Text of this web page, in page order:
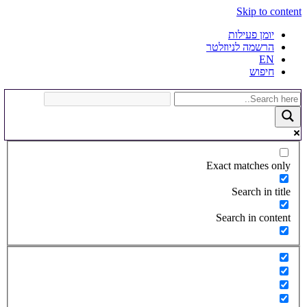
Skip to content
יומן פעילות
הרשמה לניוזלטר
EN
חיפוש
Exact matches only
Search in title
Search in content